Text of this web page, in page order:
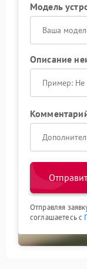
Модель
Описание
Отправляя
соглашаетесь с